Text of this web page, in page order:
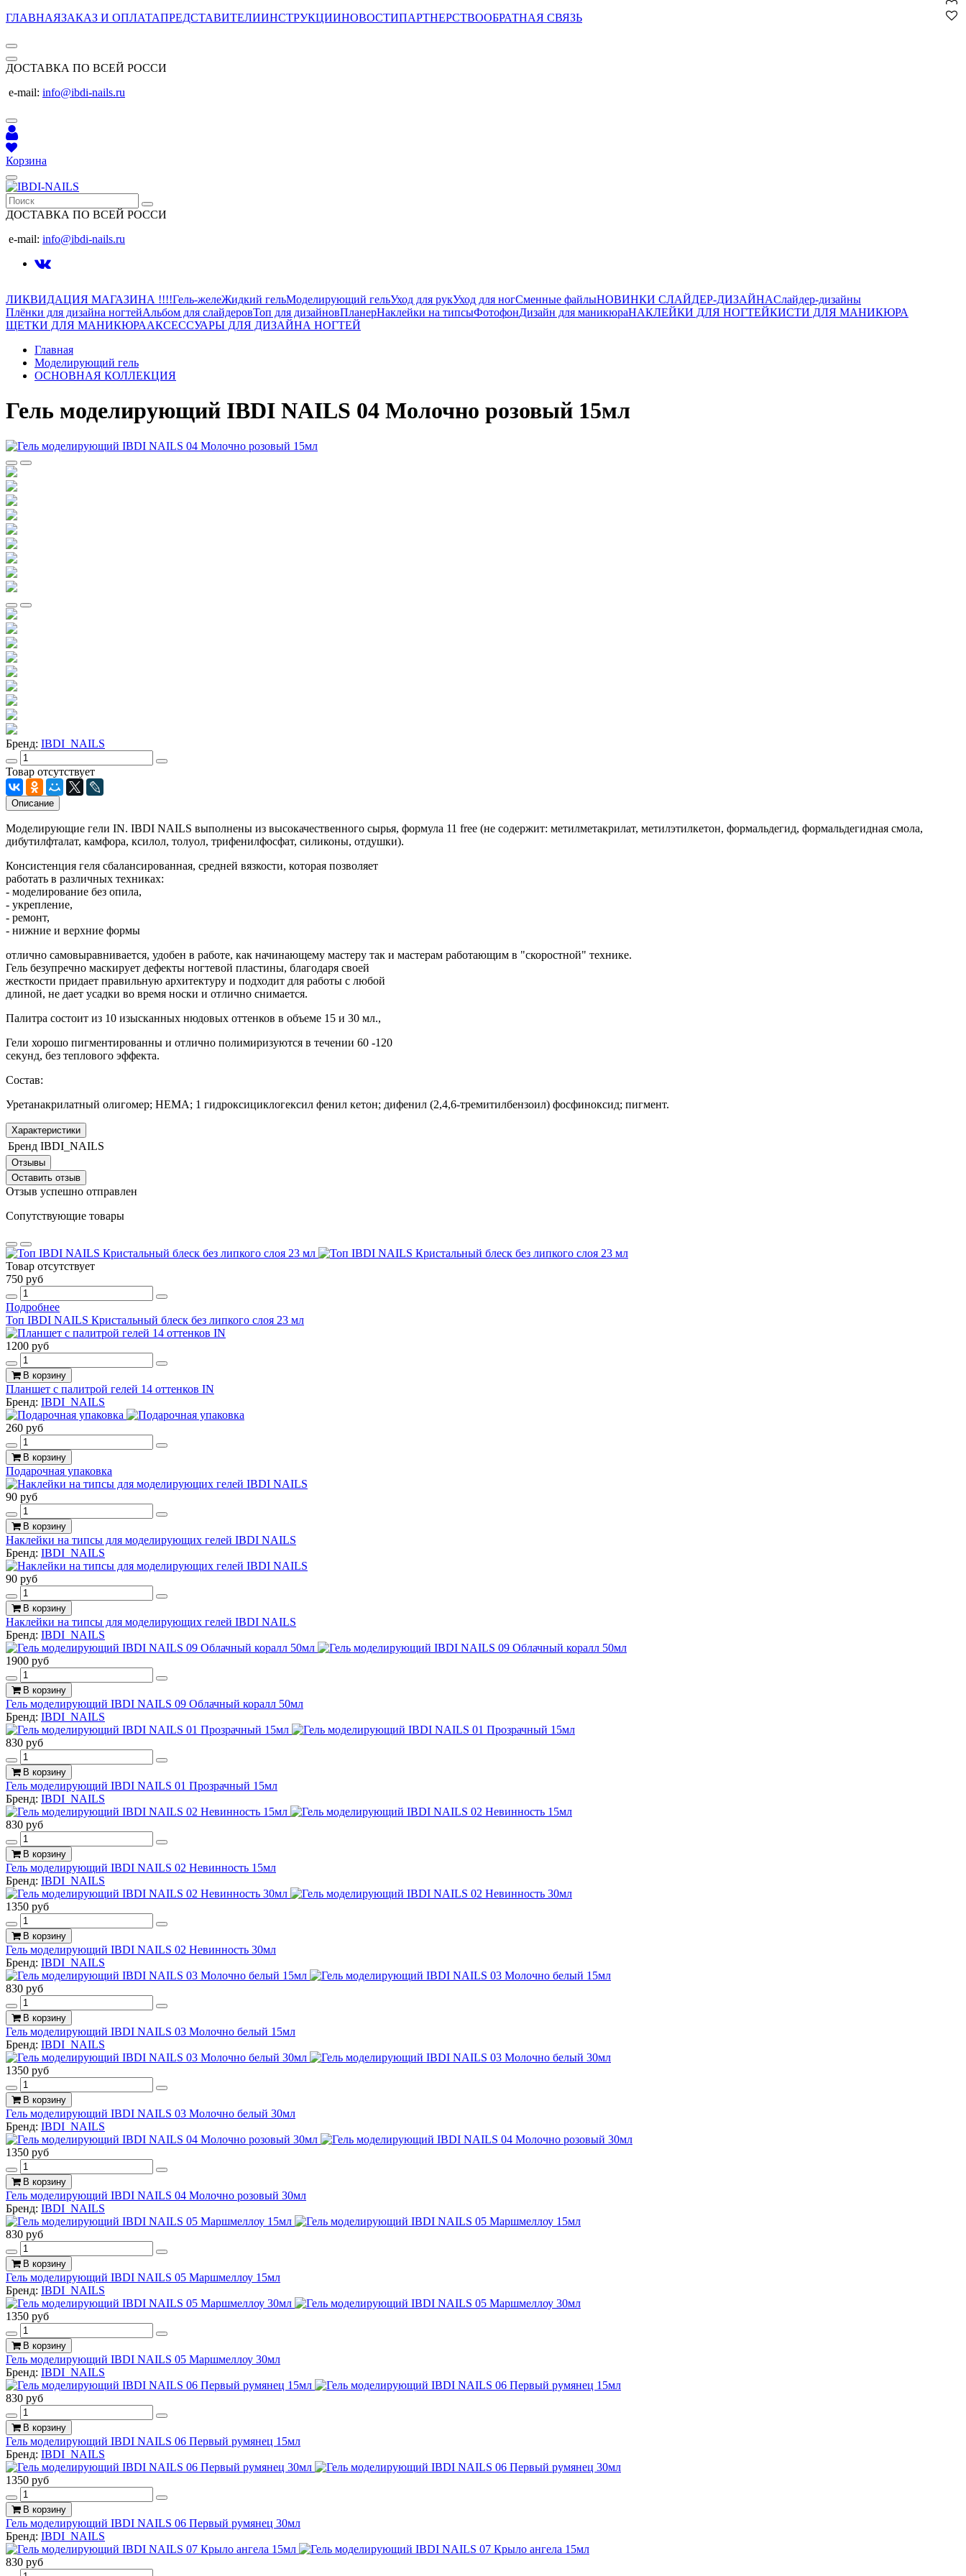
ГЛАВНАЯЗАКАЗ И ОПЛАТАПРЕДСТАВИТЕЛИИНСТРУКЦИИНОВОСТИПАРТНЕРСТВООБРАТНАЯ СВЯЗЬ
ДОСТАВКА ПО ВСЕЙ РОССИ
e-mail: info@ibdi-nails.ru
Корзина
ДОСТАВКА ПО ВСЕЙ РОССИ
e-mail: info@ibdi-nails.ru
ЛИКВИДАЦИЯ МАГАЗИНА !!!!Гель-желеЖидкий гельМоделирующий гельУход для рукУход для ногСменные файлыНОВИНКИ СЛАЙДЕР-ДИЗАЙНАСлайдер-дизайны
Плёнки для дизайна ногтейАльбом для слайдеровТоп для дизайновПланерНаклейки на типсыФотофонДизайн для маникюраНАКЛЕЙКИ ДЛЯ НОГТЕЙКИСТИ ДЛЯ МАНИКЮРА
ЩЕТКИ ДЛЯ МАНИКЮРААКСЕССУАРЫ ДЛЯ ДИЗАЙНА НОГТЕЙ
Главная
Моделирующий гель
ОСНОВНАЯ КОЛЛЕКЦИЯ
Гель моделирующий IBDI NAILS 04 Молочно розовый 15мл
Бренд: IBDI_NAILS
Товар отсутствует
Описание
Моделирующие гели IN. IBDI NAILS выполнены из высокачественного сырья, формула 11 free (не содержит: метилметакрилат, метилэтилкетон, формальдегид, формальдегидная смола,
дибутилфталат, камфора, ксилол, толуол, трифенилфосфат, силиконы, отдушки).
Консистенция геля сбалансированная, средней вязкости, которая позволяет
работать в различных техниках:
- моделирование без опила,
- укрепление,
- ремонт,
- нижние и верхние формы
отлично самовыравнивается, удобен в работе, как начинающему мастеру так и мастерам работающим в "скоростной" технике.
Гель безупречно маскирует дефекты ногтевой пластины, благодаря своей
жесткости придает правильную архитектуру и подходит для работы с любой
длиной, не дает усадки во время носки и отлично снимается.
Палитра состоит из 10 изысканных нюдовых оттенков в объеме 15 и 30 мл.,
Гели хорошо пигментированны и отлично полимиризуются в течении 60 -120
секунд, без теплового эффекта.
Состав:
Уретанакрилатный олигомер; HEMA; 1 гидроксициклогексил фенил кетон; дифенил (2,4,6-тремитилбензоил) фосфиноксид; пигмент.
Характеристики
Бренд IBDI_NAILS
Отзывы
Оставить отзыв
Отзыв успешно отправлен
Сопутствующие товары
Товар отсутствует
750 руб
Подробнее
Топ IBDI NAILS Кристальный блеск без липкого слоя 23 мл
1200 руб
В корзину
Планшет с палитрой гелей 14 оттенков IN
Бренд: IBDI_NAILS
260 руб
В корзину
Подарочная упаковка
90 руб
В корзину
Наклейки на типсы для моделирующих гелей IBDI NAILS
Бренд: IBDI_NAILS
90 руб
В корзину
Наклейки на типсы для моделирующих гелей IBDI NAILS
Бренд: IBDI_NAILS
1900 руб
В корзину
Гель моделирующий IBDI NAILS 09 Облачный коралл 50мл
Бренд: IBDI_NAILS
830 руб
В корзину
Гель моделирующий IBDI NAILS 01 Прозрачный 15мл
Бренд: IBDI_NAILS
830 руб
В корзину
Гель моделирующий IBDI NAILS 02 Невинность 15мл
Бренд: IBDI_NAILS
1350 руб
В корзину
Гель моделирующий IBDI NAILS 02 Невинность 30мл
Бренд: IBDI_NAILS
830 руб
В корзину
Гель моделирующий IBDI NAILS 03 Молочно белый 15мл
Бренд: IBDI_NAILS
1350 руб
В корзину
Гель моделирующий IBDI NAILS 03 Молочно белый 30мл
Бренд: IBDI_NAILS
1350 руб
В корзину
Гель моделирующий IBDI NAILS 04 Молочно розовый 30мл
Бренд: IBDI_NAILS
830 руб
В корзину
Гель моделирующий IBDI NAILS 05 Маршмеллоу 15мл
Бренд: IBDI_NAILS
1350 руб
В корзину
Гель моделирующий IBDI NAILS 05 Маршмеллоу 30мл
Бренд: IBDI_NAILS
830 руб
В корзину
Гель моделирующий IBDI NAILS 06 Первый румянец 15мл
Бренд: IBDI_NAILS
1350 руб
В корзину
Гель моделирующий IBDI NAILS 06 Первый румянец 30мл
Бренд: IBDI_NAILS
830 руб